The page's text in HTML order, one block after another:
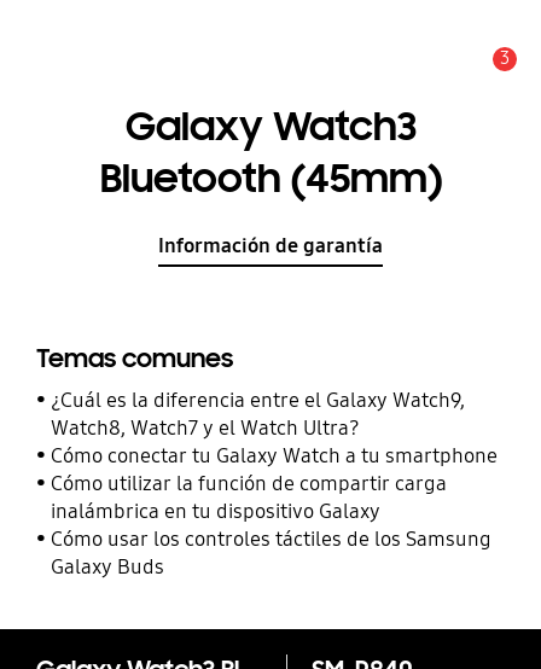
3
Galaxy Watch3
Bluetooth (45mm)
Información de garantía
Temas comunes
¿Cuál es la diferencia entre el Galaxy Watch9,
Watch8, Watch7 y el Watch Ultra?
Cómo conectar tu Galaxy Watch a tu smartphone
Cómo utilizar la función de compartir carga
inalámbrica en tu dispositivo Galaxy
Cómo usar los controles táctiles de los Samsung
Galaxy Buds